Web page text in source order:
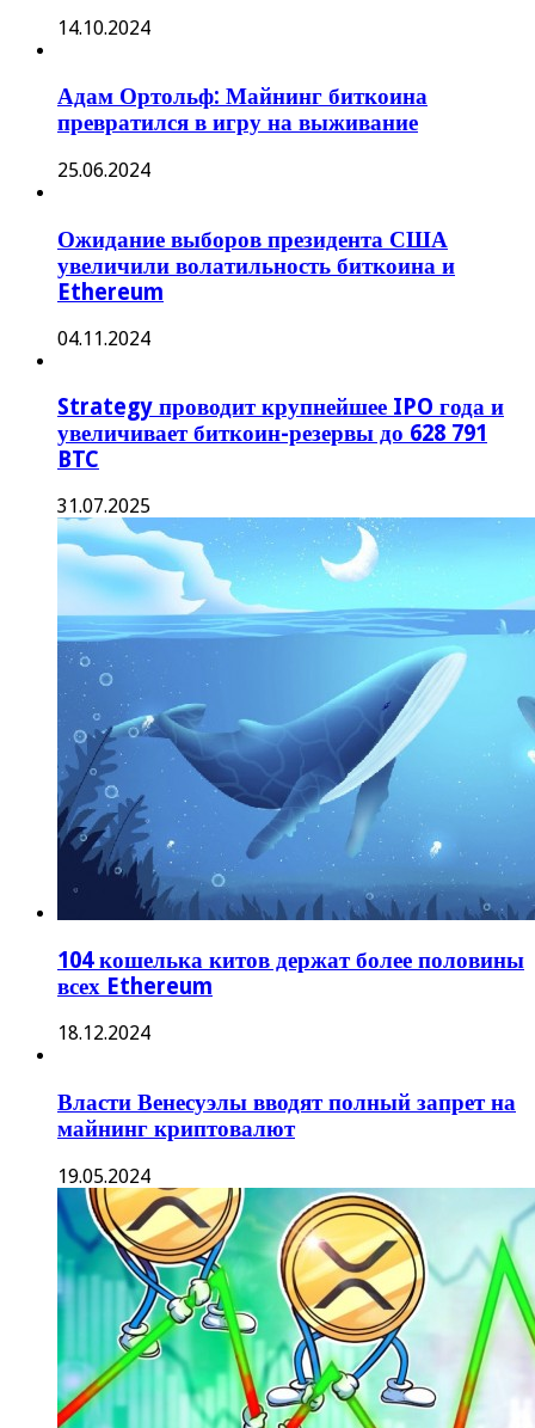
14.10.2024
Адам Ортольф: Майнинг биткоина
превратился в игру на выживание
25.06.2024
Ожидание выборов президента США
увеличили волатильность биткоина и
Ethereum
04.11.2024
Strategy проводит крупнейшее IPO года и
увеличивает биткоин-резервы до 628 791
BTC
31.07.2025
104 кошелька китов держат более половины
всех Ethereum
18.12.2024
Власти Венесуэлы вводят полный запрет на
майнинг криптовалют
19.05.2024